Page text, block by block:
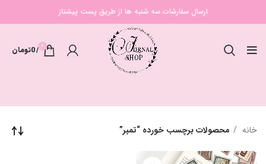
ارسال سفارشات سه شنبه ها از طریق پست پیشتاز
0
/
0تومان
خانه محصولات برچسب خورده “تمبر”